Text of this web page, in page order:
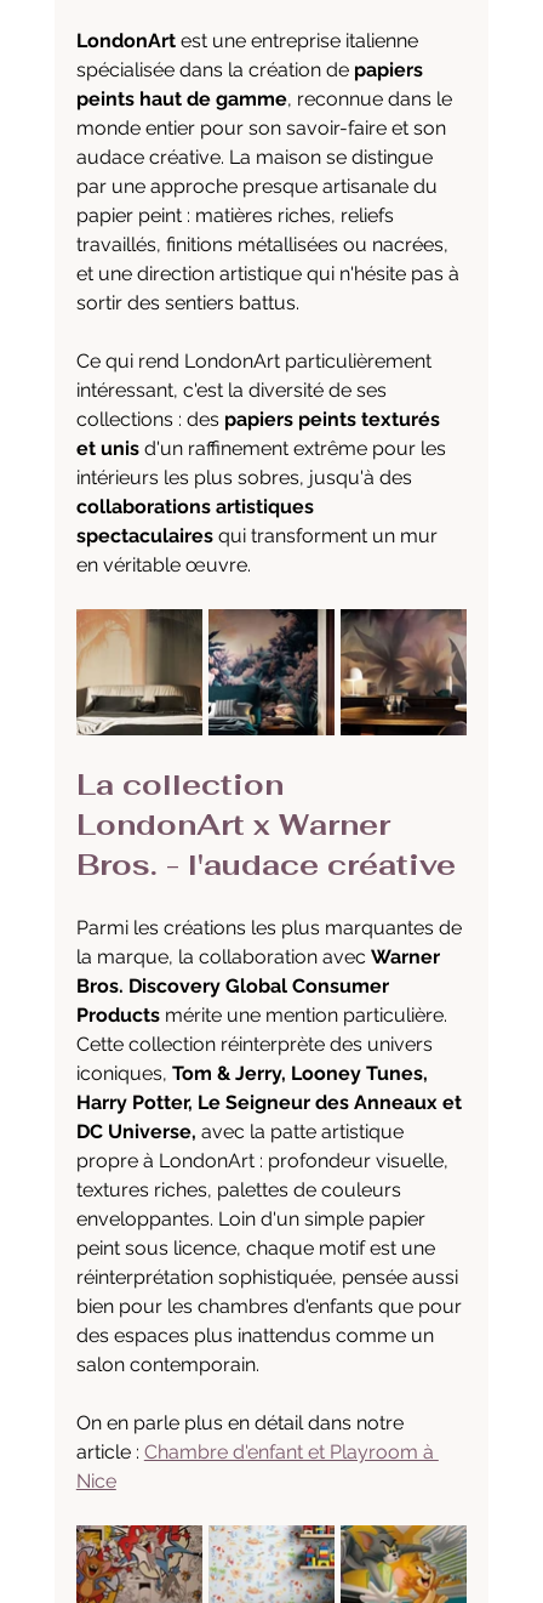
LondonArt est une entreprise italienne
spécialisée dans la création de papiers
peints haut de gamme, reconnue dans le
monde entier pour son savoir-faire et son
audace créative. La maison se distingue
par une approche presque artisanale du
papier peint : matières riches, reliefs
travaillés, finitions métallisées ou nacrées,
et une direction artistique qui n'hésite pas à
sortir des sentiers battus.
Ce qui rend LondonArt particulièrement
intéressant, c'est la diversité de ses
collections : des papiers peints texturés
et unis d'un raffinement extrême pour les
intérieurs les plus sobres, jusqu'à des
collaborations artistiques
spectaculaires qui transforment un mur
en véritable œuvre.
La collection
LondonArt x Warner
Bros. - l'audace créative
Parmi les créations les plus marquantes de
la marque, la collaboration avec Warner
Bros. Discovery Global Consumer
Products mérite une mention particulière.
Cette collection réinterprète des univers
iconiques, Tom & Jerry, Looney Tunes,
Harry Potter, Le Seigneur des Anneaux et
DC Universe, avec la patte artistique
propre à LondonArt : profondeur visuelle,
textures riches, palettes de couleurs
enveloppantes. Loin d'un simple papier
peint sous licence, chaque motif est une
réinterprétation sophistiquée, pensée aussi
bien pour les chambres d'enfants que pour
des espaces plus inattendus comme un
salon contemporain.
On en parle plus en détail dans notre
article : Chambre d'enfant et Playroom à
Nice